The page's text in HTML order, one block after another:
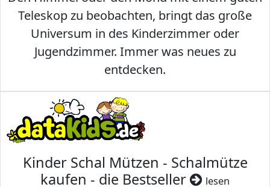
Teleskop zu beobachten, bringt das große
Universum in des Kinderzimmer oder
Jugendzimmer. Immer was neues zu
entdecken.
Kinder Schal Mützen - Schalmütze
kaufen - die Bestseller
lesen